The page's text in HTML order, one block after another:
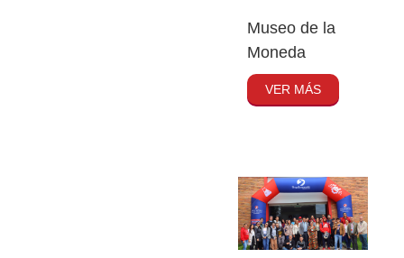
Museo de la
Moneda
VER MÁS